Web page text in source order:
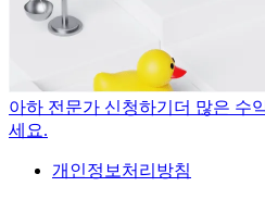
아하 전문가 신청하기 더 많은 수
세요.
개인정보처리방침